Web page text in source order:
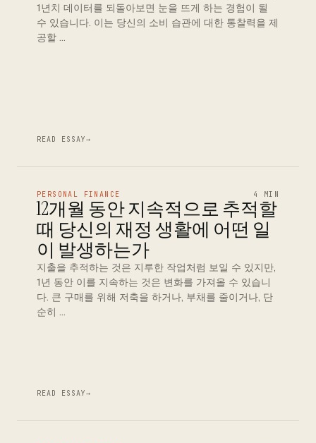
1년치 데이터를 되돌아보면 눈을 뜨게 하는 경험이 될
수 있습니다. 이는 당신의 소비 습관에 대한 통찰력을 제
공할 …
READ ESSAY→
PERSONAL FINANCE 4 MIN
12개월 동안 지속적으로 추적할
때 당신의 재정 생활에 어떤 일
이 발생하는가
지출을 추적하는 것은 지루한 작업처럼 보일 수 있지만,
1년 동안 이를 지속하는 것은 변화를 가져올 수 있습니
다. 큰 구매를 위해 저축을 하거나, 부채를 줄이거나, 단
순히 …
READ ESSAY→